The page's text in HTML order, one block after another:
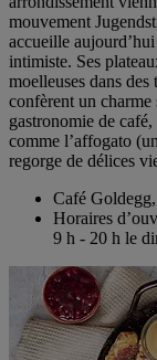
mouvement
accueille
intimiste. Ses
moelleuses dans
confèrent un charme
gastronomie de
comme l’affogato
regorge de délices
Café
Horaires
9 h - 20 h le